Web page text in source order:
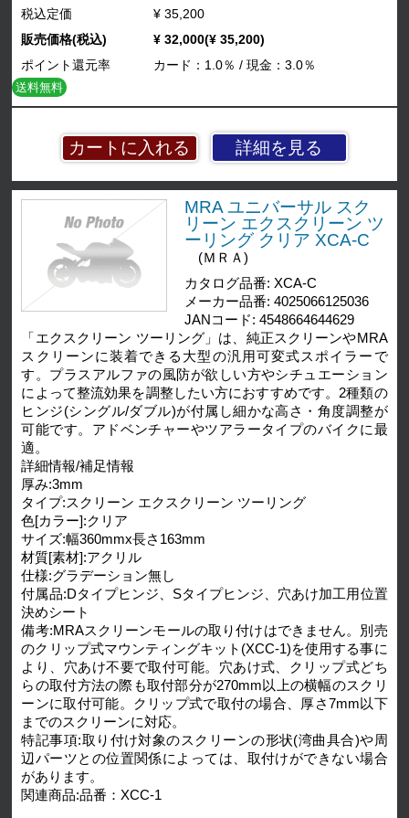
詳細を見る
税込定価
¥ 35,200
販売価格(税込)
¥ 32,000(¥ 35,200)
ポイント還元率
カード：1.0％ / 現金：3.0％
送料無料
MRA ユニバーサル スク
リーン エクスクリーン ツ
ーリング クリア XCA-C
(ＭＲＡ)
カタログ品番: XCA-C
メーカー品番: 4025066125036
JANコード: 4548664644629
「エクスクリーン ツーリング」は、純正スクリーンやMRA
スクリーンに装着できる大型の汎用可変式スポイラーで
す。プラスアルファの風防が欲しい方やシチュエーション
によって整流効果を調整したい方におすすめです。2種類の
ヒンジ(シングル/ダブル)が付属し細かな高さ・角度調整が
可能です。アドベンチャーやツアラータイプのバイクに最
適。
詳細情報/補足情報
厚み:3mm
タイプ:スクリーン エクスクリーン ツーリング
色[カラー]:クリア
サイズ:幅360mmx長さ163mm
材質[素材]:アクリル
仕様:グラデーション無し
付属品:Dタイプヒンジ、Sタイプヒンジ、穴あけ加工用位置
決めシート
備考:MRAスクリーンモールの取り付けはできません。別売
のクリップ式マウンティングキット(XCC-1)を使用する事に
より、穴あけ不要で取付可能。穴あけ式、クリップ式どち
らの取付方法の際も取付部分が270mm以上の横幅のスクリ
ーンに取付可能。クリップ式で取付の場合、厚さ7mm以下
までのスクリーンに対応。
特記事項:取り付け対象のスクリーンの形状(湾曲具合)や周
辺パーツとの位置関係によっては、取付けができない場合
があります。
関連商品:品番：XCC-1